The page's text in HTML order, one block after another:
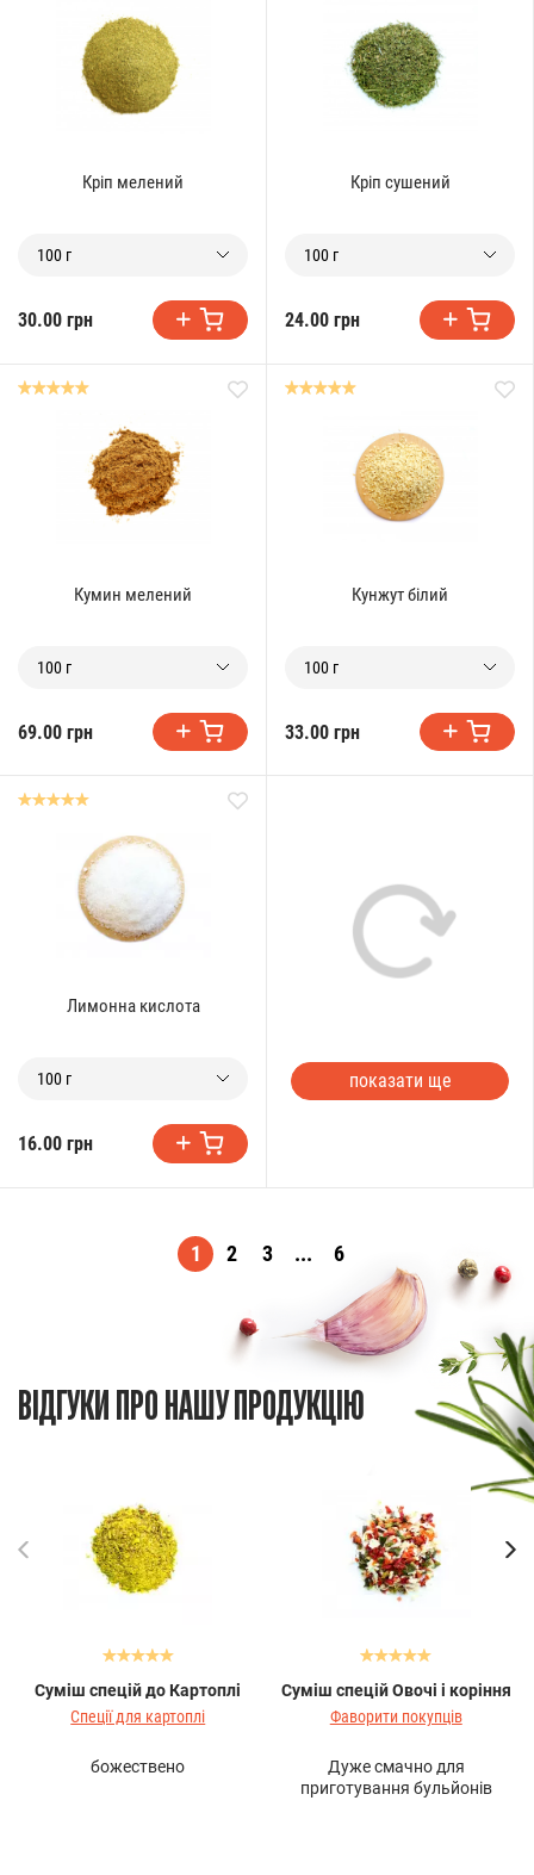
Кріп мелений
100 г
30.00 грн
Кріп сушений
100 г
24.00 грн
Кумин мелений
100 г
69.00 грн
Кунжут білий
100 г
33.00 грн
Лимонна кислота
100 г
16.00 грн
показати ще
1 2 3 ... 6
ВІДГУКИ ПРО НАШУ ПРОДУКЦІЮ
Суміш спецій до Картоплі
Спеції для картоплі
божествено
Суміш спецій Овочі і коріння
Фаворити покупців
Дуже смачно для
приготування бульйонів